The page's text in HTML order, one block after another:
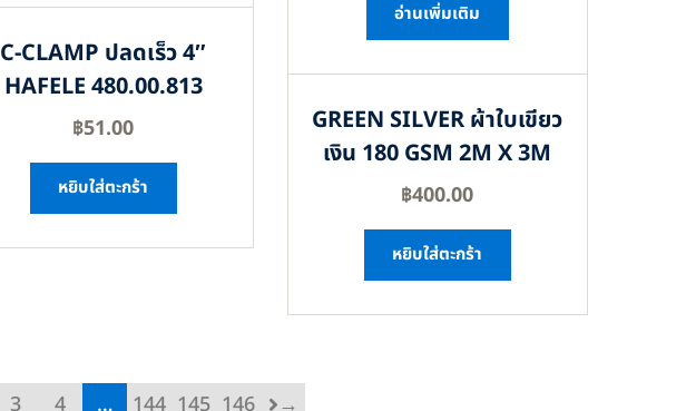
C-CLAMP ปลดเร็ว 4″
HAFELE 480.00.813
฿51.00
หยิบใส่ตะกร้า
อ่านเพิ่มเติม
GREEN SILVER ผ้าใบเขียว
เงิน 180 GSM 2M X 3M
฿400.00
หยิบใส่ตะกร้า